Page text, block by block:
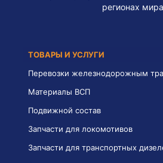
регионах
ТОВАРЫ И УСЛУГИ
Перевозки железнодорожным
Материалы ВСП
Подвижной состав
Запчасти для локомотивов
Запчасти для транспортных